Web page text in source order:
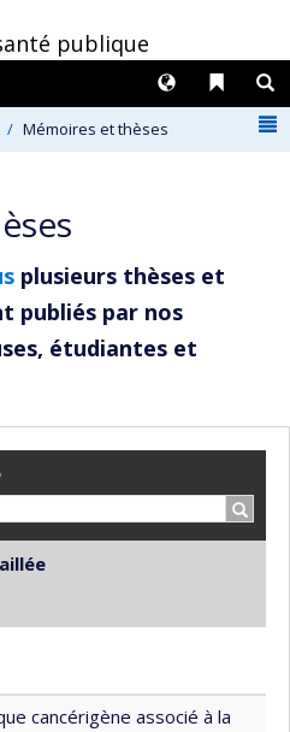
publique
Liens
Langues
Mémoires et thèses
plusieurs thèses et
publiés par nos
étudiantes et
croissant
en ordre croissant
cancérigène associé à la